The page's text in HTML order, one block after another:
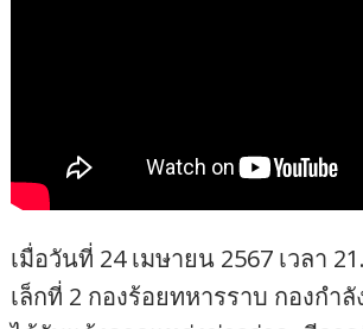
เมื่อวันที่ 24 เมษายน 2567 เวลา
เล็กที่ 2 กองร้อยทหารราบ กองกำ